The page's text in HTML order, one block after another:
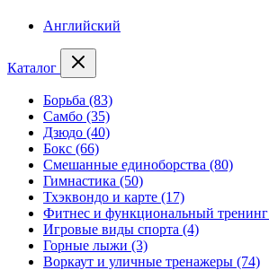
Английский
Каталог
Борьба (83)
Самбо (35)
Дзюдо (40)
Бокс (66)
Смешанные единоборства (80)
Гимнастика (50)
Тхэквондо и карте (17)
Фитнес и функциональный тренинг
Игровые виды спорта (4)
Горные лыжи (3)
Воркаут и уличные тренажеры (74)